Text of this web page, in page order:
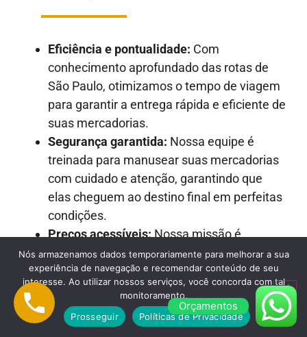
Eficiência e pontualidade: Com
conhecimento aprofundado das rotas de
São Paulo, otimizamos o tempo de viagem
para garantir a entrega rápida e eficiente de
suas mercadorias.
Segurança garantida: Nossa equipe é
treinada para manusear suas mercadorias
com cuidado e atenção, garantindo que
elas cheguem ao destino final em perfeitas
condições.
Preços acessíveis:Nossa missão é
fornecer soluções de transporte de alta
qualidade a preços justos e competitivos.
Atendimento ao cliente excepcional:
Nossa equipe está sempre pronta para
oferecer suporte, responder a perguntas e
Orçamentos
Nós armazenamos dados temporariamente para melhorar a sua
experiência de navegação e recomendar conteúdo de seu
interesse. Ao utilizar nossos serviços, você concorda com tal
monitoramento.
Prosseguir
Políticas de Privacidade